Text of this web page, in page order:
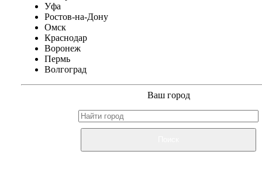
Уфа
Ростов-на-Дону
Омск
Краснодар
Воронеж
Пермь
Волгоград
Ваш город